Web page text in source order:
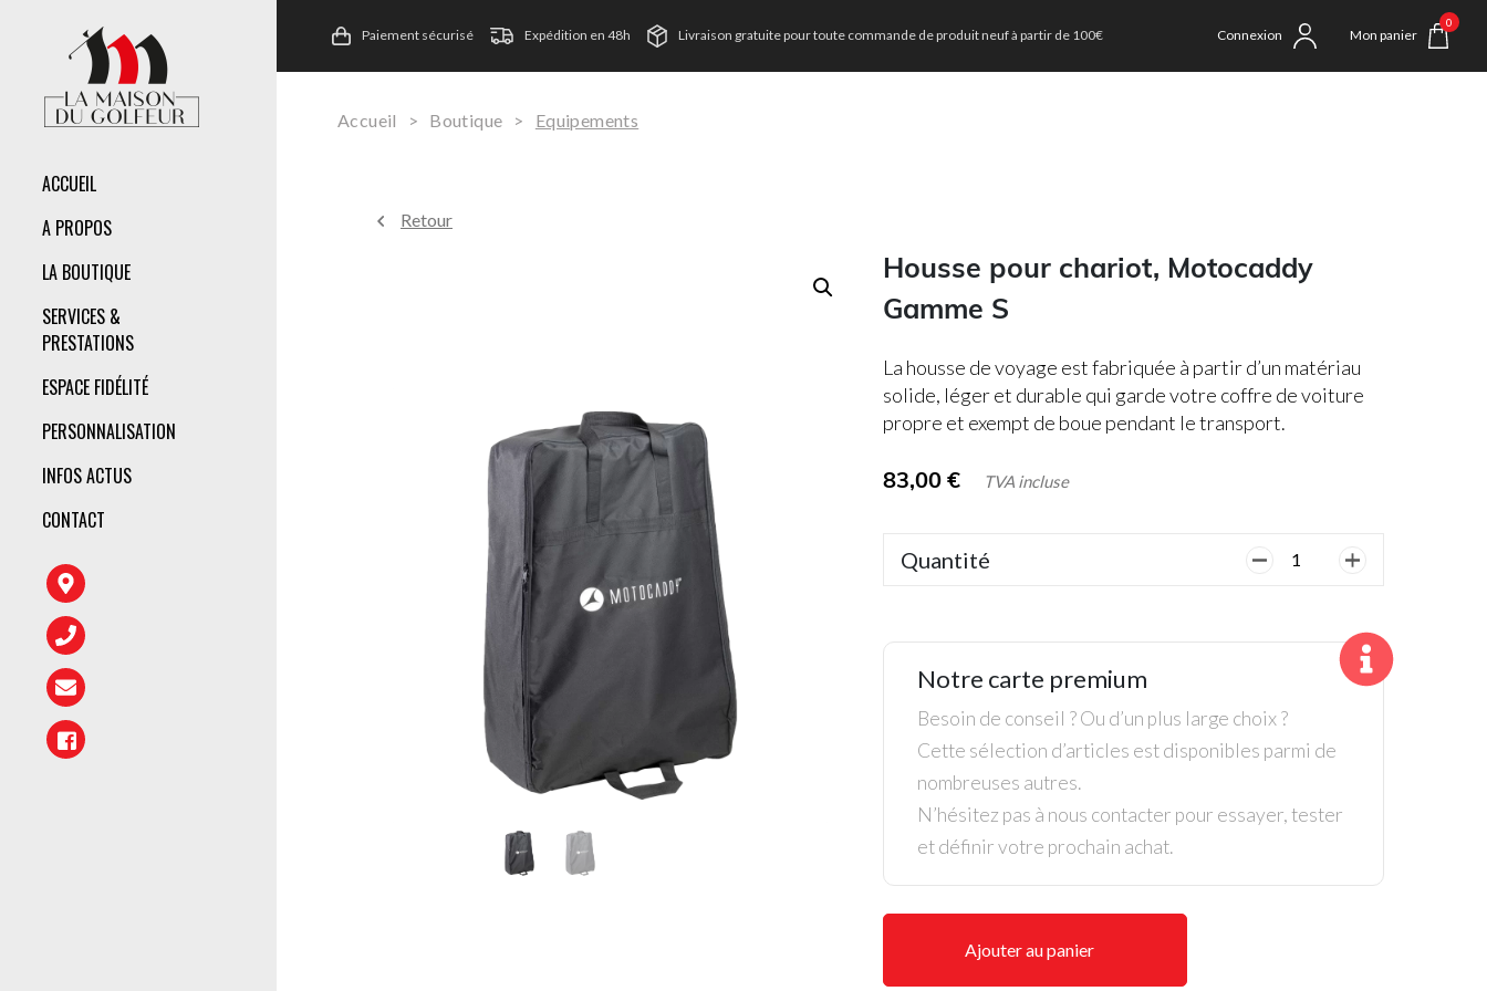
ACCUEIL
A PROPOS
LA BOUTIQUE
SERVICES &
PRESTATIONS
ESPACE FIDÉLITÉ
PERSONNALISATION
INFOS ACTUS
CONTACT
Paiement sécurisé Expédition en 48h Livraison gratuite pour toute commande de produit neuf à partir de 100€ Connexion Mon panier
0
Accueil > Boutique > Equipements
Retour
Housse pour chariot, Motocaddy
Gamme S
La housse de voyage est fabriquée à partir d’un matériau
solide, léger et durable qui garde votre coffre de voiture
propre et exempt de boue pendant le transport.
83,00€ TVA incluse
Quantité
quantité
pour
Motocaddy
Gamme
S
Notre carte premium
Besoin de conseil ? Ou d’un plus large choix ?
Cette sélection d’articles est disponibles parmi de
nombreuses autres.
N’hésitez pas à nous contacter pour essayer, tester
et définir votre prochain achat.
Ajouter au panier